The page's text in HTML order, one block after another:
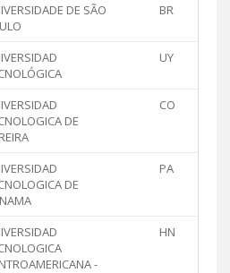
DE SÃO
BR
UY
DE
CO
DE
PA
-
HN